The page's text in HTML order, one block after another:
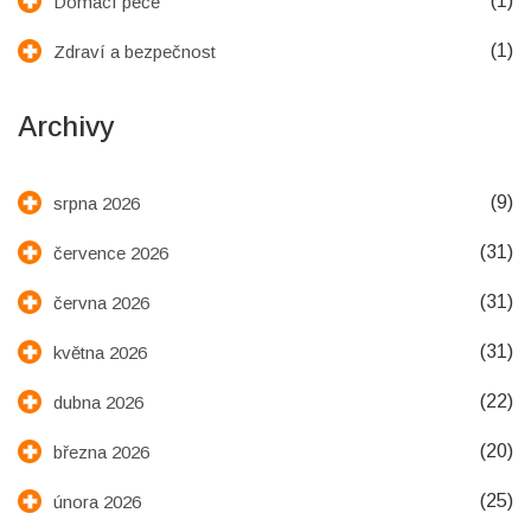
Zdraví a bezpečnost (1)
Archivy
srpna 2026 (9)
července 2026 (31)
června 2026 (31)
května 2026 (31)
dubna 2026 (22)
března 2026 (20)
února 2026 (25)